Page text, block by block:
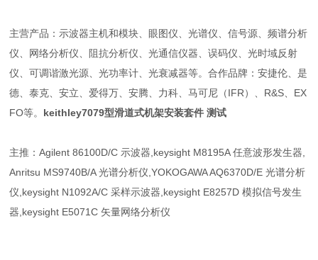
主营产品：示波器主机和模块、眼图仪、光谱仪、信号源、频谱分析
仪、网络分析仪、阻抗分析仪、光通信仪器、误码仪、光时域反射
仪、可调谐激光源、光功率计、光衰减器等。合作品牌：安捷伦、是
德、泰克、安立、爱得万、安腾、力科、马可尼（IFR）、R&S、EX
FO等。 keithley7079型滑道式机架安装套件 测试
主推：Agilent 86100D/C 示波器,keysight M8195A 任意波形发生器,
Anritsu MS9740B/A 光谱分析仪,YOKOGAWA AQ6370D/E 光谱分析
仪,keysight N1092A/C 采样示波器,keysight E8257D 模拟信号发生
器,keysight E5071C 矢量网络分析仪